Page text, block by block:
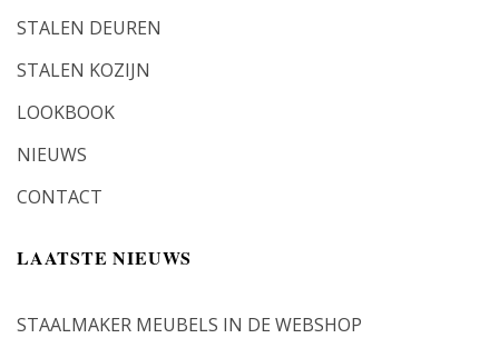
STALEN DEUREN
STALEN KOZIJN
LOOKBOOK
NIEUWS
CONTACT
LAATSTE NIEUWS
STAALMAKER MEUBELS IN DE WEBSHOP